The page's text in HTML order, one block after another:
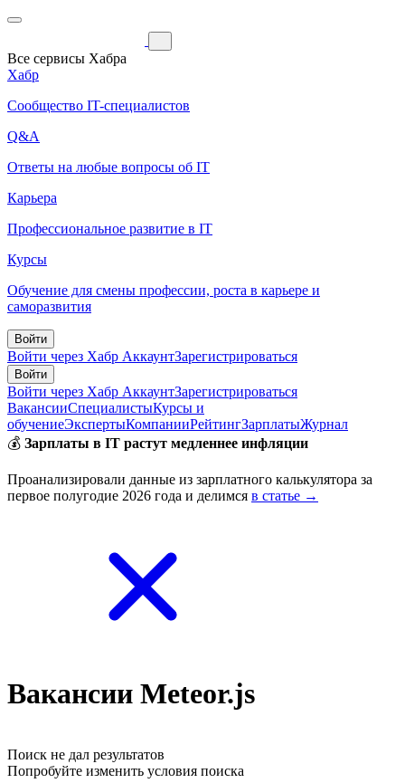
Все сервисы Хабра
Хабр
Сообщество IT-специалистов
Q&A
Ответы на любые вопросы об IT
Карьера
Профессиональное развитие в IT
Курсы
Обучение для смены профессии, роста в карьере и
саморазвития
Войти
Войти через Хабр АккаунтЗарегистрироваться
Войти
Войти через Хабр АккаунтЗарегистрироваться
ВакансииСпециалистыКурсы и
обучениеЭкспертыКомпанииРейтингЗарплатыЖурнал
💰 Зарплаты в IT растут медленнее инфляции
Проанализировали данные из зарплатного калькулятора за
первое полугодие 2026 года и делимся в статье →
Вакансии Meteor.js
Поиск не дал результатов
Попробуйте изменить условия поиска